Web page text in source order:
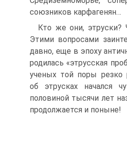
союзников карфагенян…
Кто же они, этруски?
Этими вопросами
давно, еще в эпоху
родилась «этрусская
ученых той поры резко
об этрусках начался
половиной тысячи лет
продолжается и поныне!